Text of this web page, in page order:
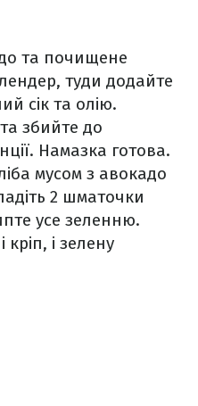
та почищене
туди додайте
сік та олію.
збийте до
Намазка готова.
мусом з авокадо
2 шматочки
усе зеленню.
і зелену